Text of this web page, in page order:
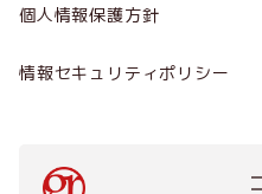
個人情報保護方針
情報セキュリティポリシー